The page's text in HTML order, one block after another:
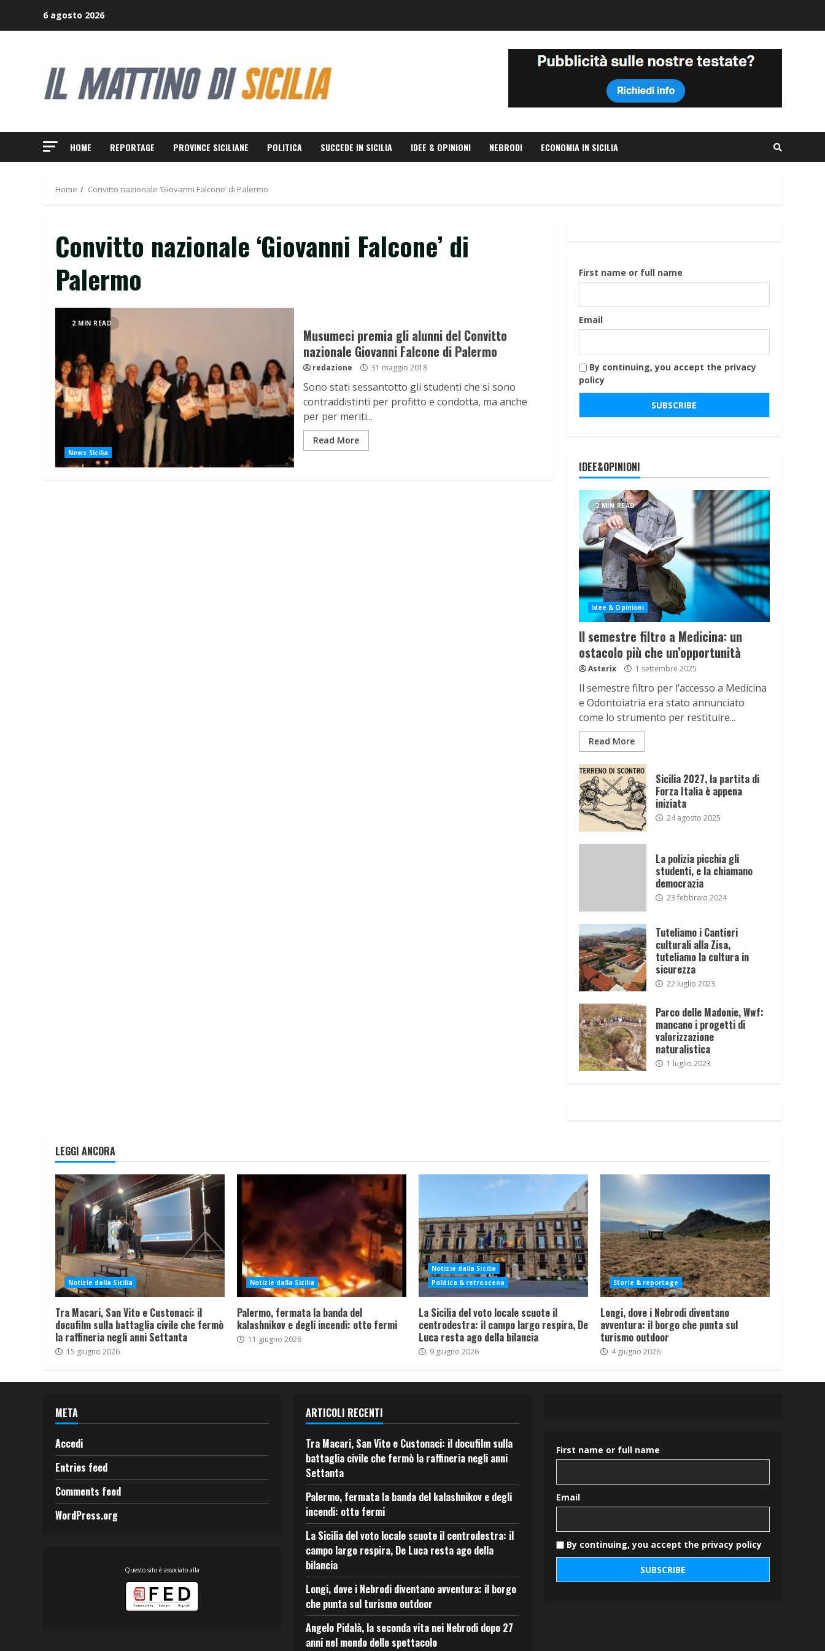
6 agosto 2026
HOME REPORTAGE PROVINCE SICILIANE POLITICA SUCCEDE IN SICILIA IDEE & OPINIONI NEBRODI ECONOMIA IN SICILIA
Home Convitto nazionale ‘Giovanni Falcone’ di Palermo
Convitto nazionale ‘Giovanni Falcone’ di
Palermo
2 MIN READ
News Sicilia
Musumeci premia gli alunni del Convitto
nazionale Giovanni Falcone di Palermo
redazione 31 maggio 2018
Sono stati sessantotto gli studenti che si sono
contraddistinti per profitto e condotta, ma anche
per per meriti...
Read More
First name or full name
Email
By continuing, you accept the privacy
policy
IDEE&OPINIONI
2 MIN READ
Idee & Opinioni
Il semestre filtro a Medicina: un
ostacolo più che un’opportunità
Asterix 1 settembre 2025
Il semestre filtro per l’accesso a Medicina
e Odontoiatria era stato annunciato
come lo strumento per restituire...
Read More
Sicilia 2027, la partita di
Forza Italia è appena
iniziata
24 agosto 2025
La polizia picchia gli
studenti, e la chiamano
democrazia
23 febbraio 2024
Tuteliamo i Cantieri
culturali alla Zisa,
tuteliamo la cultura in
sicurezza
22 luglio 2023
Parco delle Madonie, Wwf:
mancano i progetti di
valorizzazione
naturalistica
1 luglio 2023
LEGGI ANCORA
Notizie dalla Sicilia
Tra Macari, San Vito e Custonaci: il
docufilm sulla battaglia civile che fermò
la raffineria negli anni Settanta
15 giugno 2026
Notizie dalla Sicilia
Palermo, fermata la banda del
kalashnikov e degli incendi: otto fermi
11 giugno 2026
Notizie dalla Sicilia
Politica & retroscena
La Sicilia del voto locale scuote il
centrodestra: il campo largo respira, De
Luca resta ago della bilancia
9 giugno 2026
Storie & reportage
Longi, dove i Nebrodi diventano
avventura: il borgo che punta sul
turismo outdoor
4 giugno 2026
META
Accedi
Entries feed
Comments feed
WordPress.org
Questo sito è associato alla
ARTICOLI RECENTI
Tra Macari, San Vito e Custonaci: il docufilm sulla
battaglia civile che fermò la raffineria negli anni
Settanta
Palermo, fermata la banda del kalashnikov e degli
incendi: otto fermi
La Sicilia del voto locale scuote il centrodestra: il
campo largo respira, De Luca resta ago della
bilancia
Longi, dove i Nebrodi diventano avventura: il borgo
che punta sul turismo outdoor
Angelo Pidalà, la seconda vita nei Nebrodi dopo 27
anni nel mondo dello spettacolo
First name or full name
Email
By continuing, you accept the privacy policy